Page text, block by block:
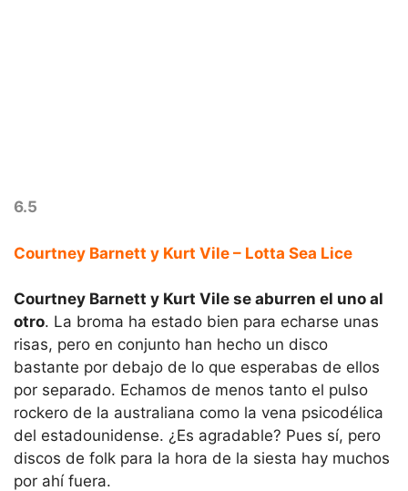
6.5
Courtney Barnett y Kurt Vile – Lotta Sea Lice
Courtney Barnett y Kurt Vile se aburren el uno al
otro. La broma ha estado bien para echarse unas
risas, pero en conjunto han hecho un disco
bastante por debajo de lo que esperabas de ellos
por separado. Echamos de menos tanto el pulso
rockero de la australiana como la vena psicodélica
del estadounidense. ¿Es agradable? Pues sí, pero
discos de folk para la hora de la siesta hay muchos
por ahí fuera.